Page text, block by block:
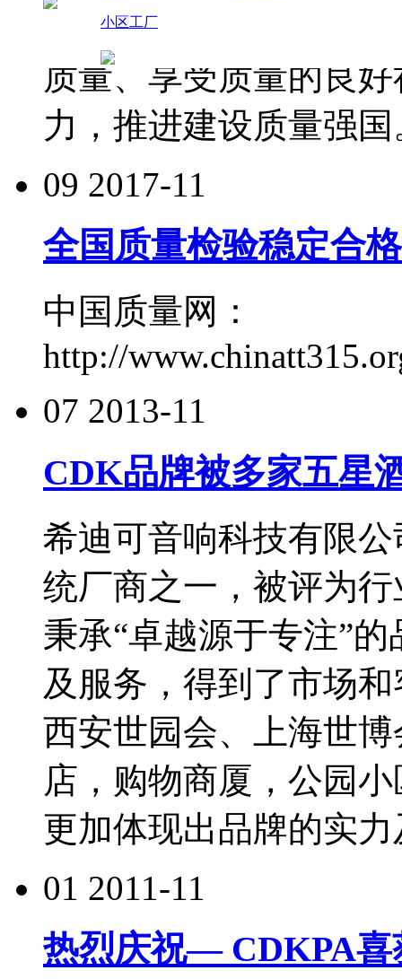
小区工厂
识，营造人人关心质
质量、享受质量的良
力，推进建设质量强国
09 2017-11
全国质量检验稳定合
中国质量网：
http://
07 2013-11
CDK品牌被多家五星
希迪可音响科技有限
统厂商之一，被评为
秉承“卓越源于专注”
及服务，得到了市场
西安世园会、上海世
店，购物商厦，公园
更加体现出品牌的实
01 2011-11
热烈庆祝— CDKPA喜